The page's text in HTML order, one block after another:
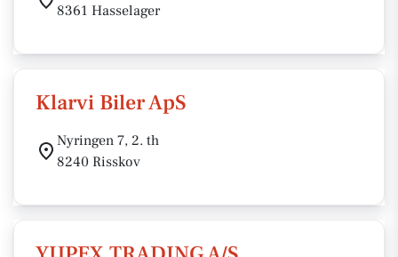
8361 Hasselager
Klarvi Biler ApS
Nyringen 7, 2. th
8240 Risskov